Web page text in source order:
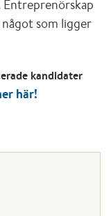
som ligger
kandidater
här!